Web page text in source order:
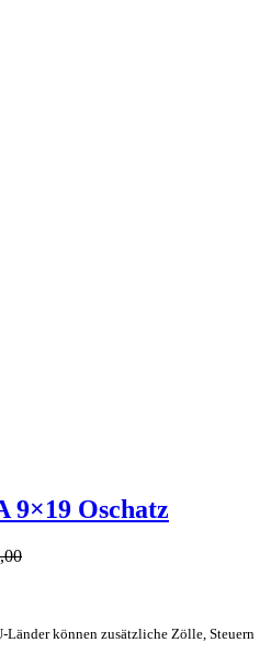
9×19 Oschatz
können zusätzliche Zölle, Steuern